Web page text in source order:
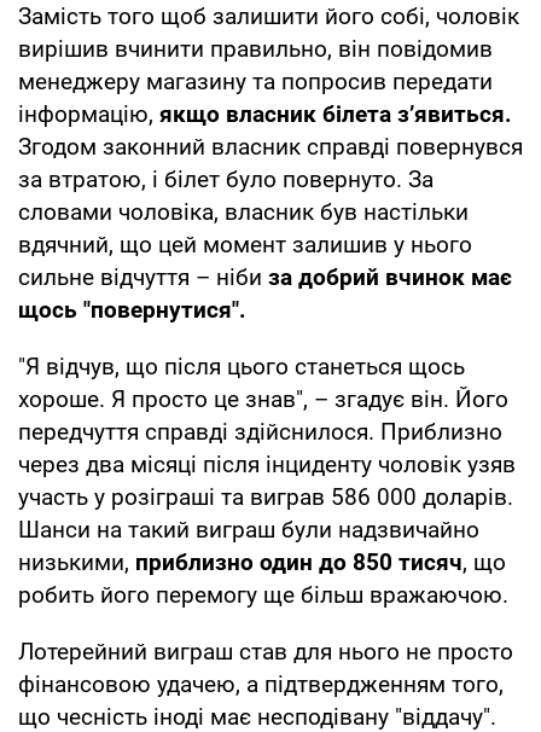
Замість того щоб залишити його собі, чоловік
вирішив вчинити правильно, він повідомив
менеджеру магазину та попросив передати
інформацію, якщо власник білета з’явиться.
Згодом законний власник справді повернувся
за втратою, і білет було повернуто. За
словами чоловіка, власник був настільки
вдячний, що цей момент залишив у нього
сильне відчуття – ніби за добрий вчинок має
щось "повернутися".
"Я відчув, що після цього станеться щось
хороше. Я просто це знав", – згадує він. Його
передчуття справді здійснилося. Приблизно
через два місяці після інциденту чоловік узяв
участь у розіграші та виграв 586 000 доларів.
Шанси на такий виграш були надзвичайно
низькими, приблизно один до 850 тисяч, що
робить його перемогу ще більш вражаючою.
Лотерейний виграш став для нього не просто
фінансовою удачею, а підтвердженням того,
що чесність іноді має несподівану "віддачу".